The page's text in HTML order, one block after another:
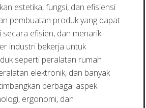
estetika, fungsi, dan efisiensi
pembuatan produk yang dapat
secara efisien, dan menarik
industri bekerja untuk
seperti peralatan rumah
elektronik, dan banyak
berbagai aspek
ergonomi, dan